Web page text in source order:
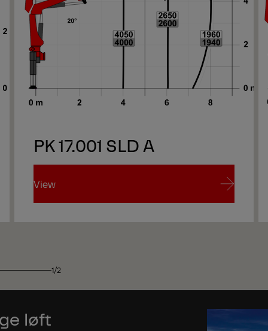
PK 17.001 SLD A
View
1/2
løft